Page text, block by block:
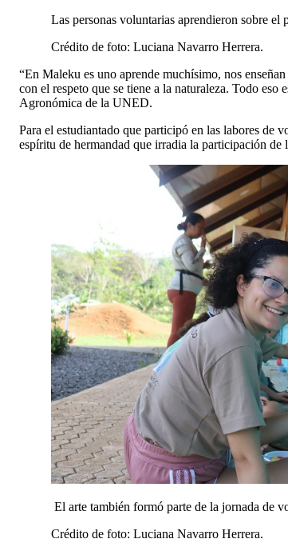
Las personas voluntarias aprendieron sobre
Crédito de foto: Luciana Navarro Herrera.
“En Maleku es uno aprende muchísimo, nos
con el respeto que se tiene a la naturaleza. Todo
Agronómica de la UNED.
Para el estudiantado que participó en las labores de
espíritu de hermandad que irradia la participación de
El arte también formó parte de la jornada de
Crédito de foto: Luciana Navarro Herrera.